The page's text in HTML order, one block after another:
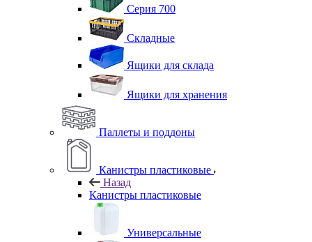
Серия 700
Складные
Ящики для склада
Ящики для хранения
Паллеты и поддоны
Канистры пластиковые
Назад
Канистры пластиковые
Универсальные